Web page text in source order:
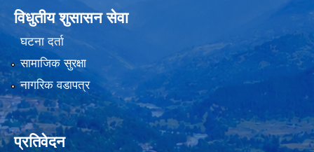
विधुतीय शुसासन सेवा
घटना दर्ता
सामाजिक सुरक्षा
नागरिक वडापत्र
प्रतिवेदन